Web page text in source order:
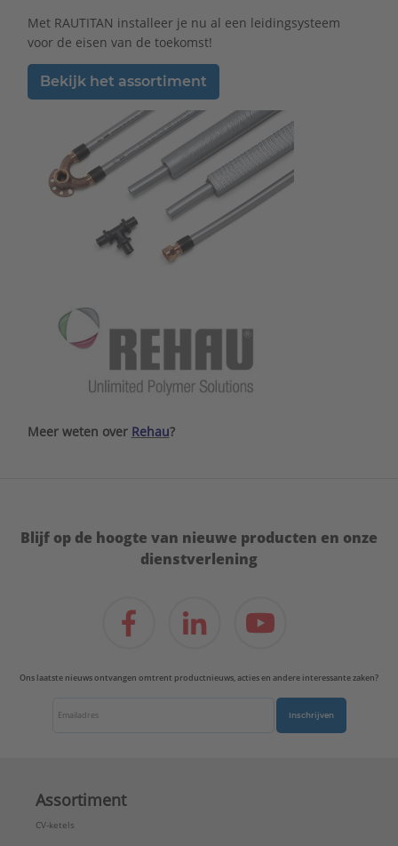
Met RAUTITAN installeer je nu al een leidingsysteem
voor de eisen van de toekomst!
Bekijk het assortiment
Meer weten over Rehau?
Blijf op de hoogte van nieuwe producten en onze
dienstverlening
Ons laatste nieuws ontvangen omtrent productnieuws, acties en andere interessante zaken?
Inschrijven
Assortiment
CV-ketels